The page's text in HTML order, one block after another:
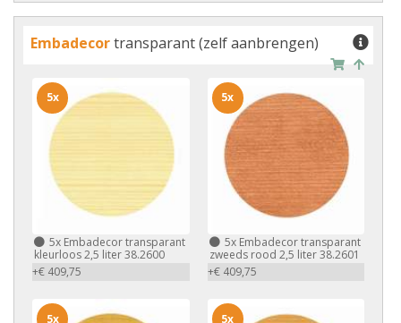
Embadecortransparant (zelf aanbrengen)
5x Embadecor transparant
kleurloos 2,5 liter 38.2600
+€ 409,75
5x
5xEmbadecor transparant
zweeds rood 2,5 liter 38.2601
+€ 409,75
5x
5x 5x